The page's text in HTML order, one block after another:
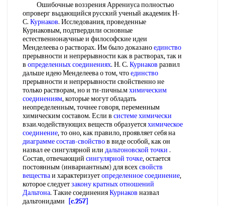
Ошибочные воззрения Аррениуса полностью
опроверг выдающийся русский ученый академик Н-
С. Курнаков. Исследования, проведенные
Курнаковым, подтвердили основные
естественнонаучные и философские идеи
Менделеева о растворах. Им было доказаноединство
прерывности и непрерывности как в растворах, так и
в определенных соединениях. Н. С. Курнаков развил
дальше идею Менделеева о том, чтоединство
прерывности и непрерывности свойственно не
только растворам, но и ти-пичны.мхимическим
соединениям, которые могут обладать
неопределенным, точнее говоря, переменным
химическим составом. Если в системе химически
взаи.чодействующих веществ образуетсяхимическое
соединение, то оно, как правило, проявляет себя на
диаграмме состав-свойствов виде особой, как он
назвал ее сингулярной или дальтоновской точки .
Состав, отвечающий сингулярной точке, остается
постоянным (инвариантным) для всехсвойств
веществаи характеризуетопределенное соединение,
которое следуетзакону кратных отношений
Дальтона. Такие соединенияКурнаков назвал
дальтонидами
[c.257]